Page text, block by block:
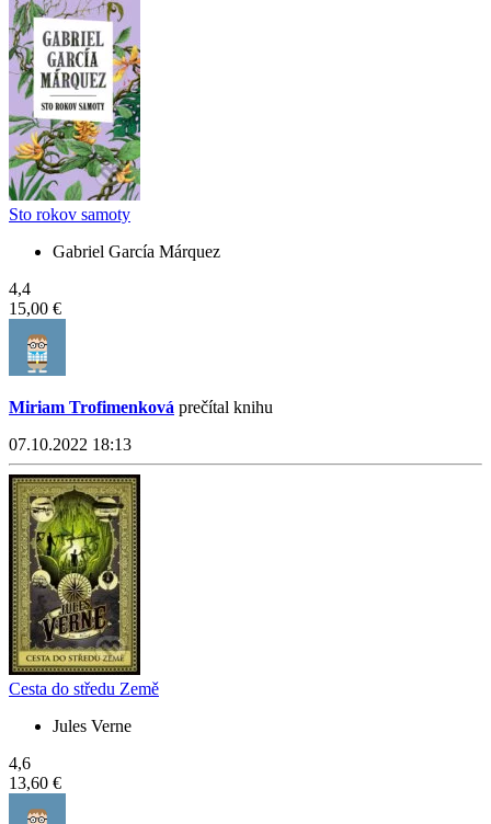
Sto rokov samoty
Gabriel García Márquez
4,4
15,00 €
Miriam Trofimenková prečítal knihu
07.10.2022 18:13
Cesta do středu Země
Jules Verne
4,6
13,60 €